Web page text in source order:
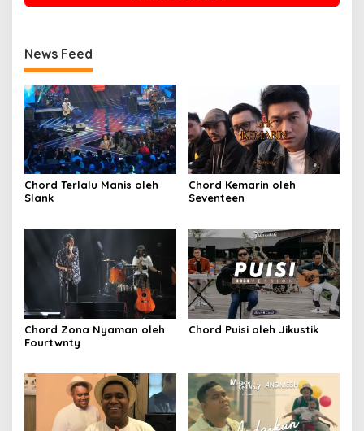
News Feed
Chord Terlalu Manis oleh
Slank
Chord Kemarin oleh
Seventeen
Chord Zona Nyaman oleh
Fourtwnty
Chord Puisi oleh Jikustik